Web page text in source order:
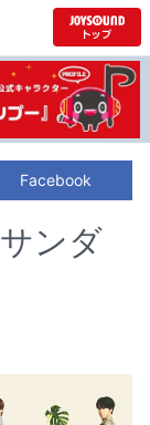
Facebook
ンダ